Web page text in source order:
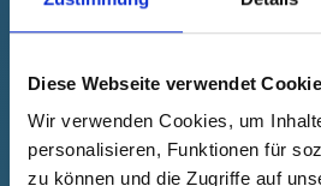
Diese Webseite verwendet
Wir verwenden Cookies, um
personalisieren, Funktionen für
zu können und die Zugriffe auf
Robustesse et